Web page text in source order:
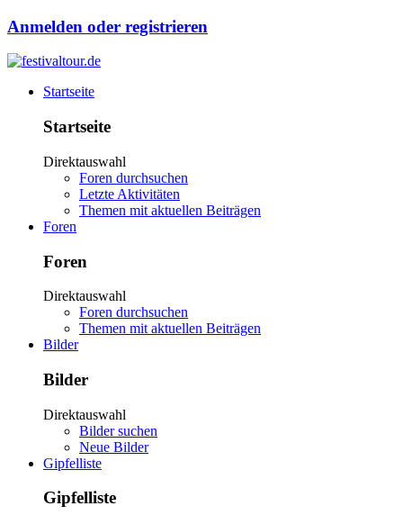
Anmelden oder registrieren
Startseite
Startseite
Direktauswahl
Foren durchsuchen
Letzte Aktivitäten
Themen mit aktuellen Beiträgen
Foren
Foren
Direktauswahl
Foren durchsuchen
Themen mit aktuellen Beiträgen
Bilder
Bilder
Direktauswahl
Bilder suchen
Neue Bilder
Gipfelliste
Gipfelliste